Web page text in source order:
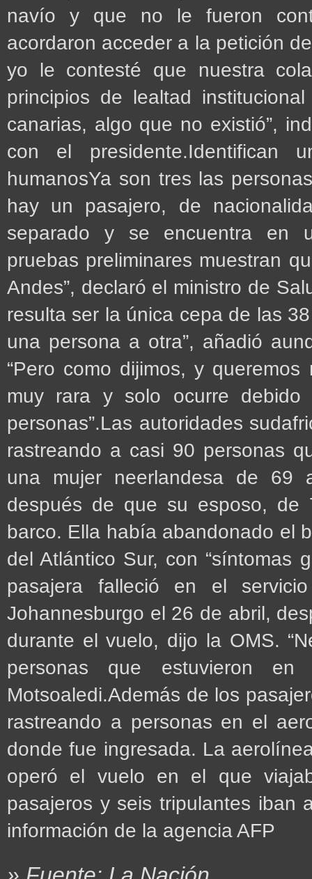
navío y que no le fueron
acordaron acceder a la petición
yo le contesté que nuestra
principios de lealtad
canarias, algo que no existió”,
con el presidente.Identifican
humanosYa son tres las
hay un pasajero, de
separado y se encuentra en
pruebas preliminares muestran
Andes”, declaró el ministro de
resulta ser la única cepa de las
una persona a otra”, añadió
“Pero como dijimos, y
muy rara y solo ocurre
personas”.Las autoridades
rastreando a casi 90 personas
una mujer neerlandesa de 69
después de que su esposo,
barco. Ella había abandonado el
del Atlántico Sur, con “síntomas
pasajera falleció en el
Johannesburgo el 26 de abril,
durante el vuelo, dijo la OMS.
personas que estuvieron
Motsoaledi.Además de los
rastreando a personas en el
donde fue ingresada. La
operó el vuelo en el que
pasajeros y seis tripulantes iban
información de la agencia AFP